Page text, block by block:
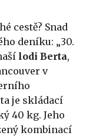
cestě? Snad
deníku: „30.
lodi Berta,
v
je skládací
40 kg. Jeho
kombinací